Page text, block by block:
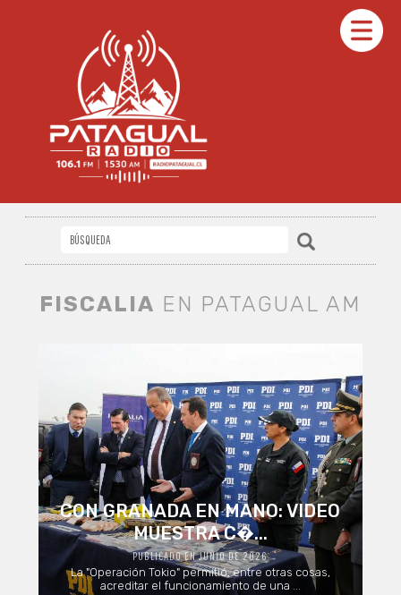
FISCALIA EN PATAGUAL AM
CON GRANADA EN MANO: VIDEO
MUESTRA C�...
PUBLICADO EN JUNIO DE 2026
La "Operación Tokio" permitió, entre otras cosas,
acreditar el funcionamiento de una ...